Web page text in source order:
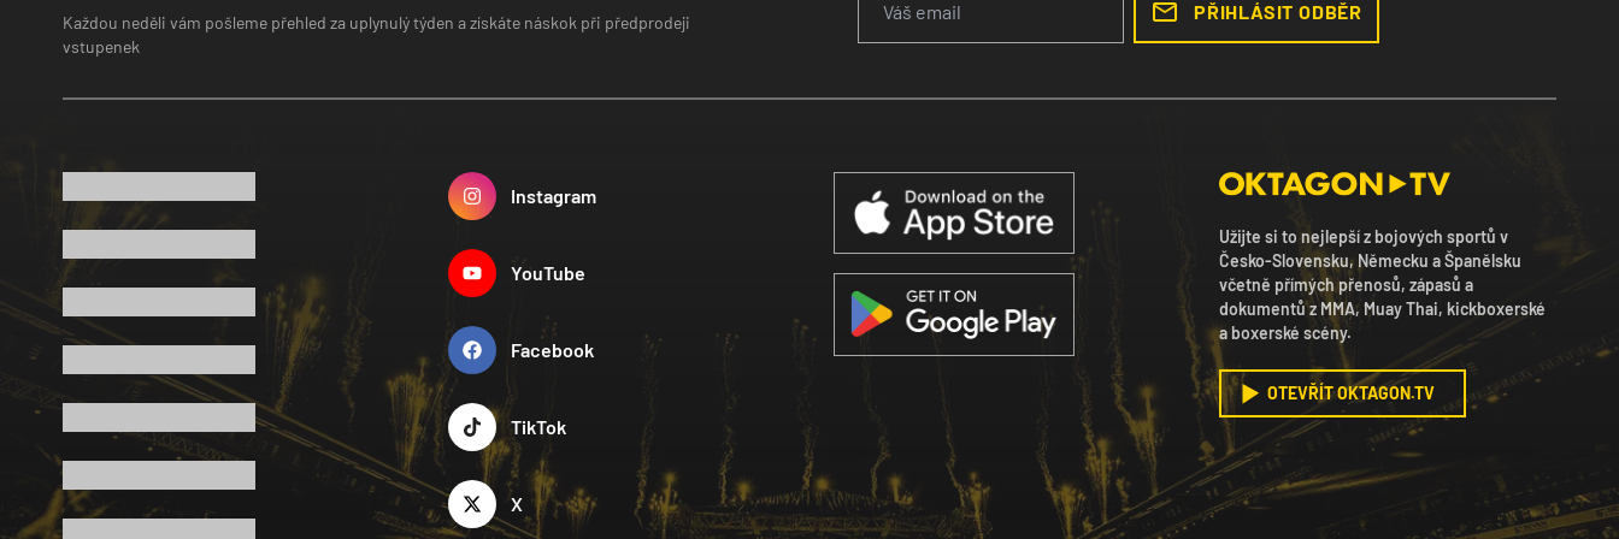
Každou neděli vám pošleme přehled za uplynulý týden a získáte náskok při předprodeji
vstupenek
PŘIHLÁSIT ODBĚR
Instagram
YouTube
Facebook
TikTok
X
Užijte si to nejlepší z bojových sportů v
Česko-Slovensku, Německu a Španělsku
včetně přímých přenosů, zápasů a
dokumentů z MMA, Muay Thai, kickboxerské
a boxerské scény.
OTEVŘÍT OKTAGON.TV